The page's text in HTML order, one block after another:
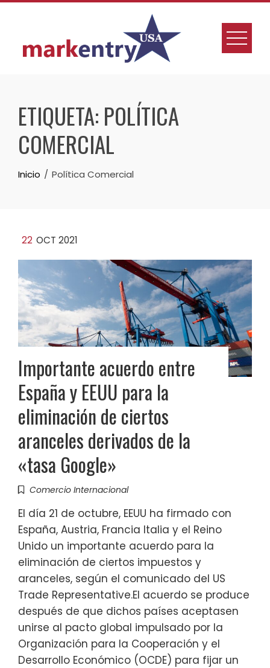
Skip
ETIQUETA: POLÍTICA
COMERCIAL
Inicio Política Comercial
22 OCT 2021
Importante acuerdo entre
España y EEUU para la
eliminación de ciertos
aranceles derivados de la
«tasa Google»
Comercio Internacional
El día 21 de octubre, EEUU ha firmado con
España, Austria, Francia Italia y el Reino
Unido un importante acuerdo para la
eliminación de ciertos impuestos y
aranceles, según el comunicado del US
Trade Representative.El acuerdo se produce
después de que dichos países aceptasen
unirse al pacto global impulsado por la
Organización para la Cooperación y el
Desarrollo Económico (OCDE) para fijar un